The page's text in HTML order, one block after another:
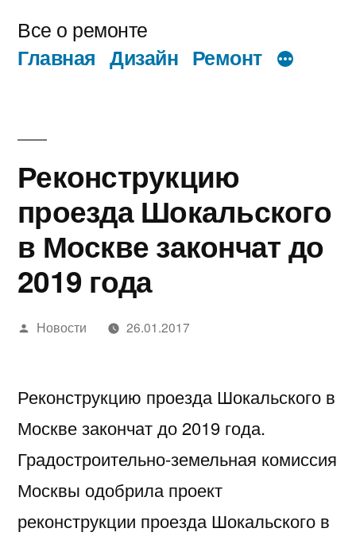
содержимому
Все о ремонте
Главная Дизайн Ремонт
Реконструкцию
проезда Шокальского
в Москве закончат до
2019 года
Написано
Новости 26.01.2017
Реконструкцию проезда Шокальского в
Москве закончат до 2019 года.
Градостроительно-земельная комиссия
Москвы одобрила проект
реконструкции проезда Шокальского в